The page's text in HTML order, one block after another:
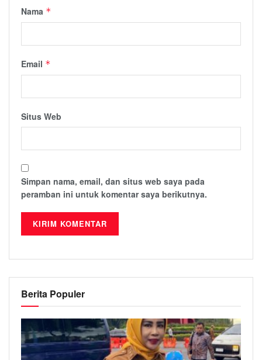
Nama *
Email *
Situs Web
Simpan nama, email, dan situs web saya pada
peramban ini untuk komentar saya berikutnya.
Berita Populer